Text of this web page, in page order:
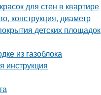
для стен в квартире
конструкция, диаметр
детских площадок
из газоблока
инструкция